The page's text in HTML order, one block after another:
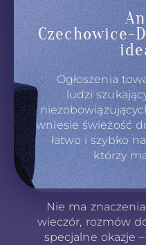
Czechowice-
Ogłoszenia
ludzi
wniesie świeżość
łatwo i szybko
którzy
Nie ma
wieczór, rozmów
specjalne okazje